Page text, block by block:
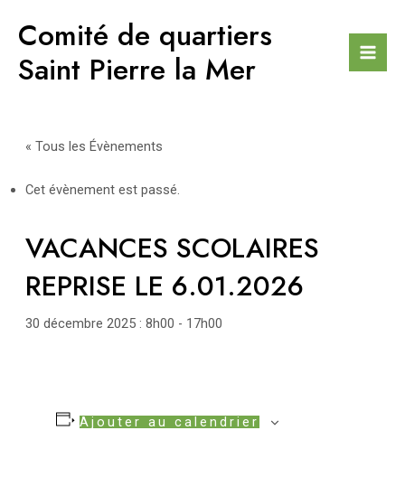
Comité de quartiers
Saint Pierre la Mer
« Tous les Évènements
Cet évènement est passé.
VACANCES SCOLAIRES
REPRISE LE 6.01.2026
30 décembre 2025 : 8h00 - 17h00
Ajouter au calendrier